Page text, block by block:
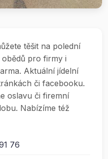
těšit na polední
pro firmy i
Aktuální jídelní
či facebooku.
oslavu či firemní
Nabízíme též
76